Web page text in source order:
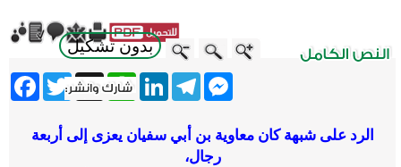
بدون تشكيل
Twitter X
WhatsApp
LinkedInTelegram
Messenger
الرد على شبهة كان معاوية بن أبي سفيان يعزى إلى أربعة
رجال،